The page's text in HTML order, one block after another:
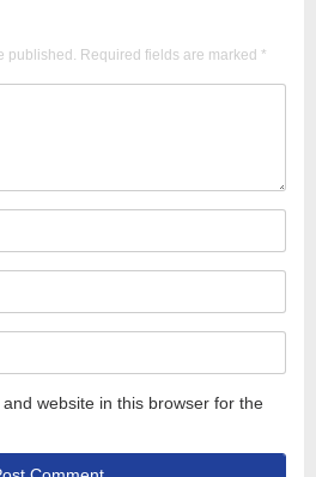
published. Required fields are marked *
website in this browser for the